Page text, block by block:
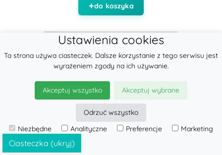
do koszyka
Ciasteczka (ukryj)
Ustawienia cookies
Ta strona używa ciasteczek. Dalsze korzystanie z tego serwisu jest
wyrażeniem zgody na ich używanie.
Akceptuj wszystko Akceptuj wybrane
Odrzuć wszystko
Niezbędne
Analityczne Preferencje Marketing